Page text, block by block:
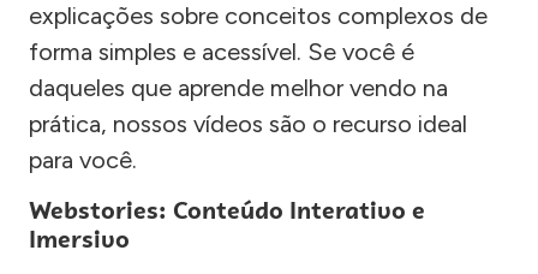
explicações sobre conceitos complexos de
forma simples e acessível. Se você é
daqueles que aprende melhor vendo na
prática, nossos vídeos são o recurso ideal
para você.
Webstories: Conteúdo Interativo e
Imersivo